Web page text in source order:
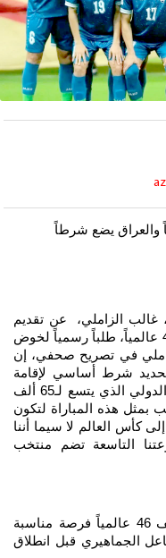
والعراق يضع شرطاً
غالب الزاملي، عن تقديم
منتخب الكونغو الديمقراطية، المصنف 46 عالمياً، طلباً رسمياً لخوض
في تصريح صحفي، إن
تحديد شرط أساسي لإقامة
اللقاء وهو أن يكون على ملعب البصرة الدولي الذي يتسع لـ65 ألف
بمثل هذه المباراة لتكون
كأس العالم لا سيما أننا
التاسعة تضم منتخب
وبين أن مواجهة منتخب الكونغو المصنف 46 عالمياً فرصة مناسبة
الجماهيري قبل انطلاق